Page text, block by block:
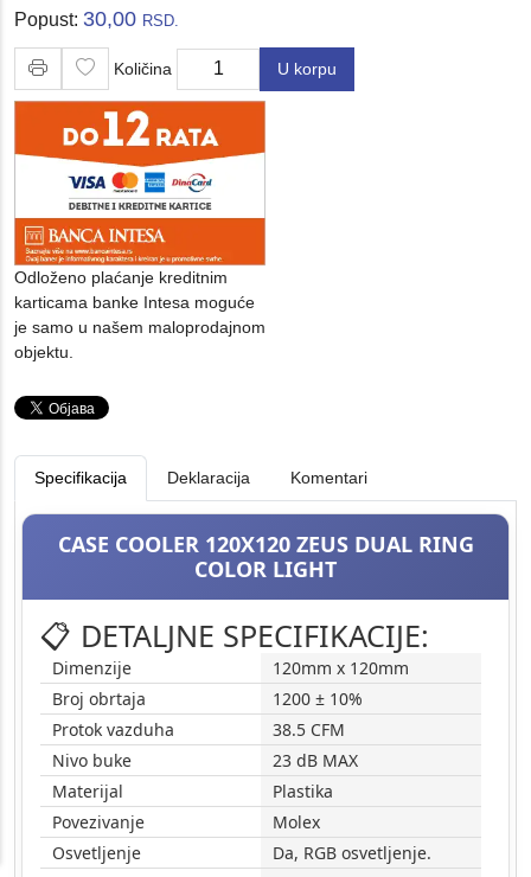
Popust: 30,00 RSD.
Količina
Količina
U korpu
Odloženo plaćanje kreditnim
karticama banke Intesa moguće
je samo u našem maloprodajnom
objektu.
Specifikacija Deklaracija Komentari
CASE COOLER 120X120 ZEUS DUAL RING
COLOR LIGHT
📋 DETALJNE SPECIFIKACIJE:
Dimenzije
120mm x 120mm
Broj obrtaja
1200 ± 10%
Protok vazduha
38.5 CFM
Nivo buke
23 dB MAX
Materijal
Plastika
Povezivanje
Molex
Osvetljenje
Da, RGB osvetljenje.